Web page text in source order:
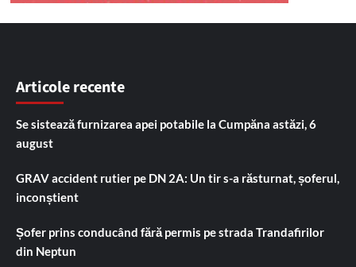
Articole recente
Se sistează furnizarea apei potabile la Cumpăna astăzi, 6
august
GRAV accident rutier pe DN 2A: Un tir s-a răsturnat, șoferul,
inconștient
Șofer prins conducând fără permis pe strada Trandafirilor
din Neptun